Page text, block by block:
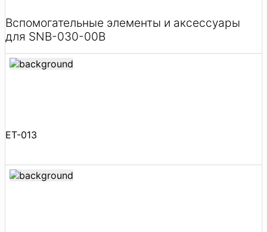
Вспомогательные элементы и аксессуары
для SNB-030-00B
ET-013